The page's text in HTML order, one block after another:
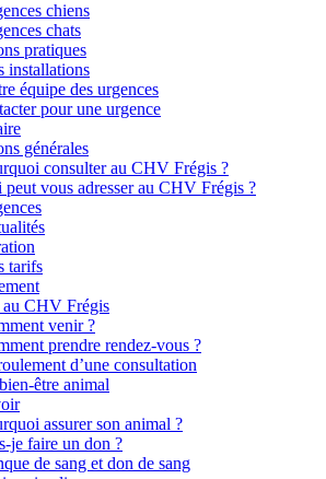
chiens
chats
pratiques
installations
équipe des urgences
pour une urgence
générales
consulter au CHV Frégis ?
peut vous adresser au CHV Frégis ?
tarifs
au CHV Frégis
venir ?
prendre rendez-vous ?
d’une consultation
être animal
assurer son animal ?
je faire un don ?
de sang et don de sang